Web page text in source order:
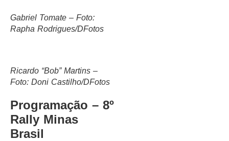
Gabriel Tomate – Foto:
Rapha Rodrigues/DFotos
Ricardo “Bob” Martins –
Foto: Doni Castilho/DFotos
Programação – 8º
Rally Minas
Brasil